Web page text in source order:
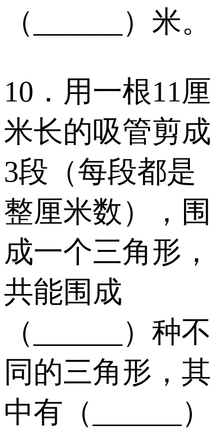
（______）米。
10．用一根11厘
米长的吸管剪成
3段（每段都是
整厘米数），围
成一个三角形，
共能围成
（______）种不
同的三角形，其
中有（______）